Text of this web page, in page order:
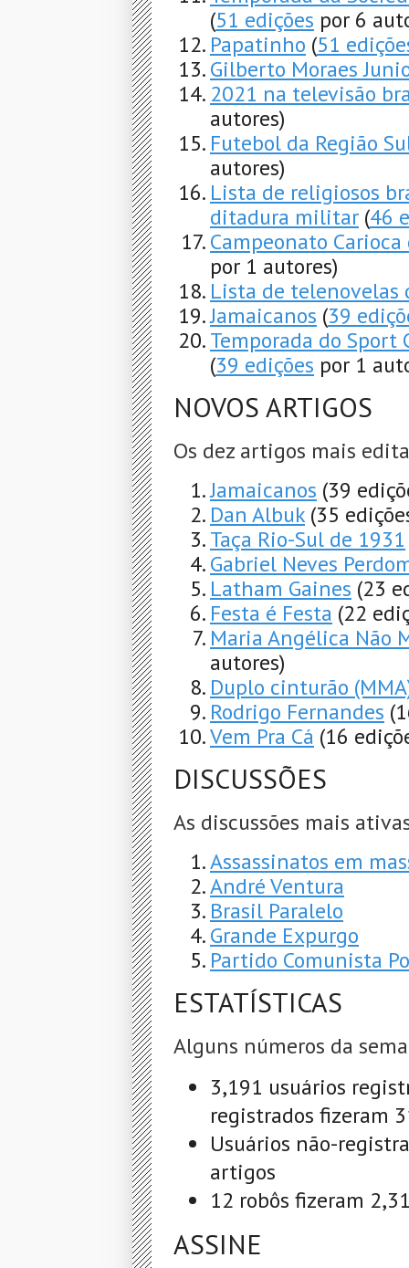
(51 edições por 6
Papatinho (51
Gilberto Moraes
2021 na televisão
autores)
Futebol da Região
autores)
Lista de religiosos
ditadura militar (46
Campeonato
por 1 autores)
Lista de telenovelas
Jamaicanos (39
Temporada do
(39 edições por 1
NOVOS ARTIGOS
Os dez artigos mais
Jamaicanos (39
Dan Albuk (35
Taça Rio-Sul de 1931
Gabriel Neves
Latham Gaines (23
Festa é Festa (22
Maria Angélica Não
autores)
Duplo cinturão
Rodrigo Fernandes
Vem Pra Cá (16
DISCUSSÕES
As discussões mais
Assassinatos em
André Ventura
Brasil Paralelo
Grande Expurgo
Partido Comunista
ESTATÍSTICAS
Alguns números da
3,191 usuários
registrados fizeram
Usuários não-
artigos
12 robôs fizeram
ASSINE